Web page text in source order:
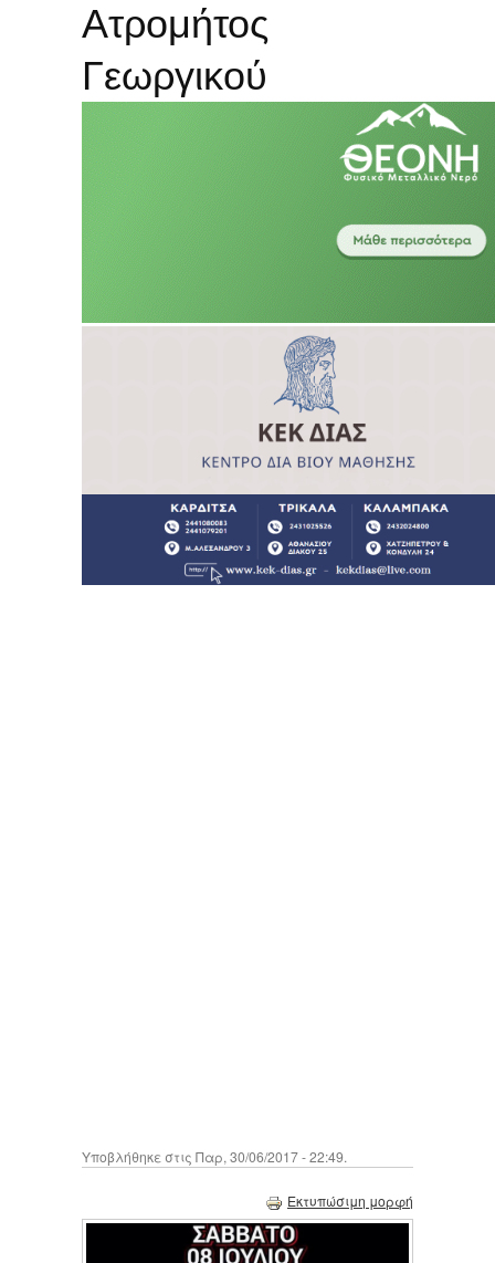
Ατρομήτος
Γεωργικού
Υποβλήθηκε στις Παρ, 30/06/2017 - 22:49.
Εκτυπώσιμη μορφή